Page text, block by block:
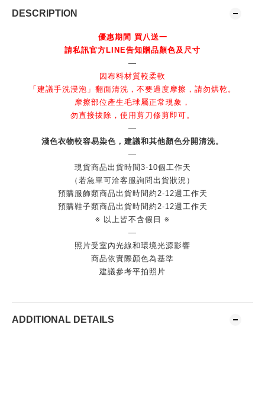
DESCRIPTION
優惠期間 買八送一
請私訊官方LINE告知贈品顏色及尺寸
—
因布料材質較柔軟
「建議手洗浸泡」翻面清洗，不要過度摩擦，請勿烘乾。
摩擦部位產生毛球屬正常現象，
勿直接拔除，使用剪刀修剪即可。
—
淺色衣物較容易染色，建議和其他顏色分開清洗。
—
現貨商品出貨時間3-10個工作天
（若急單可洽客服詢問出貨狀況）
預購服飾類商品出貨時間約2-12週工作天
預購鞋子類商品出貨時間約2-12週工作天
※ 以上皆不含假日 ※
—
照片受室內光線和環境光源影響
商品依實際顏色為基準
建議參考平拍照片
ADDITIONAL DETAILS